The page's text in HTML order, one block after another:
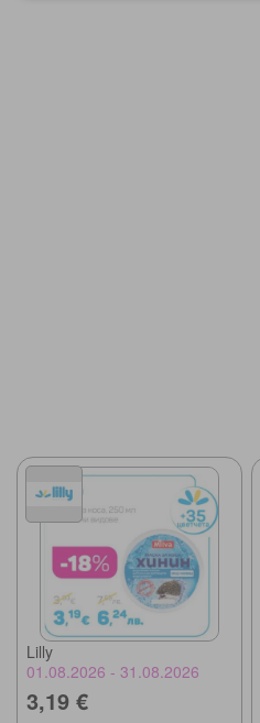
Lilly
01.08.2026 - 31.08.2026
3,19 €